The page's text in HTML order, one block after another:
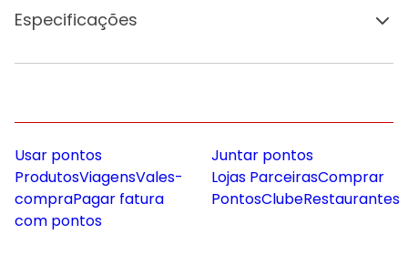
Especificações
Usar pontos
ProdutosViagensVales-
compraPagar fatura
com pontos
Juntar pontos
Lojas ParceirasComprar
PontosClubeRestaurantes